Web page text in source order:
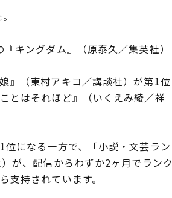
キングダム』（原泰久／集英社）
』（東村アキコ／講談社）が第1位
とはそれほど』（いくえみ綾／祥
になる一方で、「小説・文芸ラン
が、配信からわずか2ヶ月でランク
持されています。